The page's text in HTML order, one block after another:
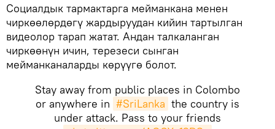
​Социалдык тармактарга мейманкана менен
чиркөөлөрдөгү жардыруудан кийин тартылган
видеолор тарап жатат. Андан талкаланган
чиркөөнүн ичин, терезеси сынган
мейманканаларды көрүүгө болот.
Stay away from public places in Colombo
or anywhere in #SriLanka the country is
under attack. Pass to your friends